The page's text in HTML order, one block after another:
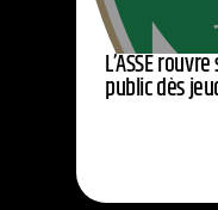
L’ASSE
public dès